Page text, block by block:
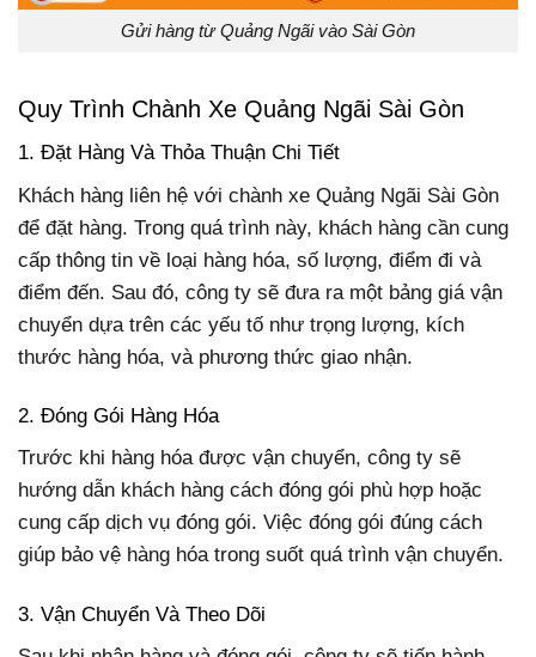
Gửi hàng từ Quảng Ngãi vào Sài Gòn
Quy Trình Chành Xe Quảng Ngãi Sài Gòn
1. Đặt Hàng Và Thỏa Thuận Chi Tiết
Khách hàng liên hệ với chành xe Quảng Ngãi Sài Gòn
để đặt hàng. Trong quá trình này, khách hàng cần cung
cấp thông tin về loại hàng hóa, số lượng, điểm đi và
điểm đến. Sau đó, công ty sẽ đưa ra một bảng giá vận
chuyển dựa trên các yếu tố như trọng lượng, kích
thước hàng hóa, và phương thức giao nhận.
2. Đóng Gói Hàng Hóa
Trước khi hàng hóa được vận chuyển, công ty sẽ
hướng dẫn khách hàng cách đóng gói phù hợp hoặc
cung cấp dịch vụ đóng gói. Việc đóng gói đúng cách
giúp bảo vệ hàng hóa trong suốt quá trình vận chuyển.
3. Vận Chuyển Và Theo Dõi